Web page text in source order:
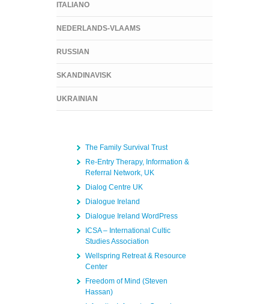
ITALIANO
NEDERLANDS-VLAAMS
RUSSIAN
SKANDINAVISK
UKRAINIAN
The Family Survival Trust
Re-Entry Therapy, Information &
Referral Network, UK
Dialog Centre UK
Dialogue Ireland
Dialogue Ireland WordPress
ICSA – International Cultic
Studies Association
Wellspring Retreat & Resource
Center
Freedom of Mind (Steven
Hassan)